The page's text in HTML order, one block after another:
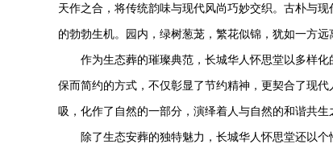
天作之合，将传统韵味与现代风尚巧妙交织。古朴与
的勃勃生机。园内，绿树葱茏，繁花似锦，犹如一方
作为生态葬的璀璨典范，长城华人怀思堂以多样
保而简约的方式，不仅彰显了节约精神，更契合了现
吸，化作了自然的一部分，演绎着人与自然的和谐共生
除了生态安葬的独特魅力，长城华人怀思堂还以个